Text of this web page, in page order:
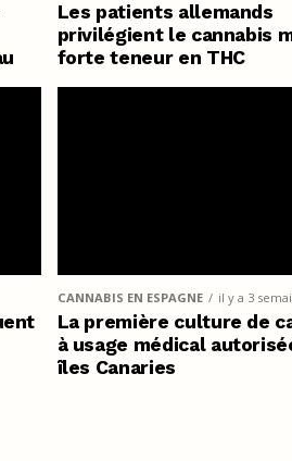
Les patients allemands
privilégient le cannabis
forte teneur en THC
CANNABIS EN ESPAGNE il y a 3
La première culture de
à usage médical
îles Canaries